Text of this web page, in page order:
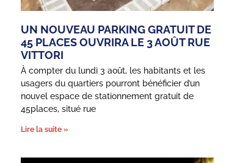
UN NOUVEAU PARKING GRATUIT DE
45 PLACES OUVRIRA LE 3 AOÛT RUE
VITTORI
À compter du lundi 3 août, les habitants et les
usagers du quartiers pourront bénéficier d’un
nouvel espace de stationnement gratuit de
45places, situé rue
Lire la suite »